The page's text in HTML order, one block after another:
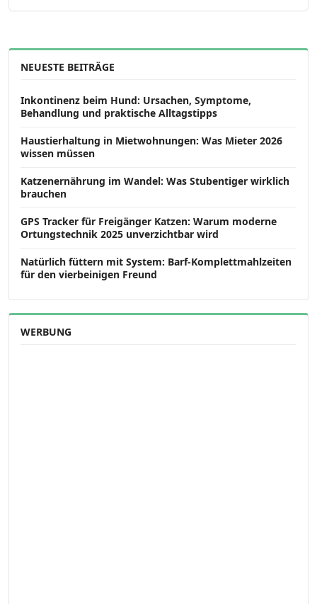
NEUESTE BEITRÄGE
Inkontinenz beim Hund: Ursachen, Symptome,
Behandlung und praktische Alltagstipps
Haustierhaltung in Mietwohnungen: Was Mieter 2026
wissen müssen
Katzenernährung im Wandel: Was Stubentiger wirklich
brauchen
GPS Tracker für Freigänger Katzen: Warum moderne
Ortungstechnik 2025 unverzichtbar wird
Natürlich füttern mit System: Barf-Komplettmahlzeiten
für den vierbeinigen Freund
WERBUNG